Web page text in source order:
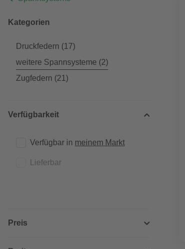
Kategorien
Druckfedern (17)
weitere Spannsysteme (2)
Zugfedern (21)
Verfügbarkeit
Verfügbar in meinem Markt
Lieferbar
Preis